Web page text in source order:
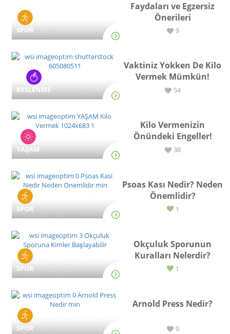
SPOR
Faydaları ve Egzersiz
Önerileri
9
BESLENME
Vaktiniz Yokken De Kilo
Vermek Mümkün!
54
YAŞAM
Kilo Vermenizin
Önündeki Engeller!
38
SPOR
Psoas Kası Nedir? Neden
Önemlidir?
1
SPOR
Okçuluk Sporunun
Kuralları Nelerdir?
1
SPOR
Arnold Press Nedir?
0